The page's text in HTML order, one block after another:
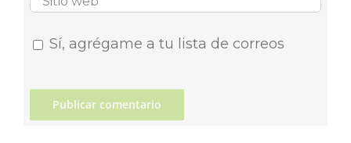
Sí, agrégame a tu lista de correos